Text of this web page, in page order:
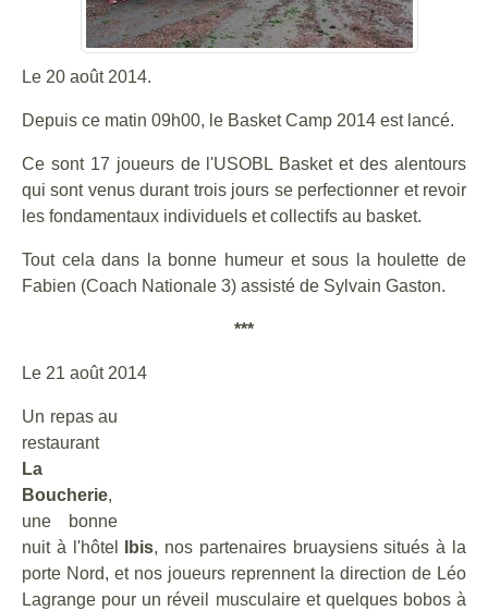
Le 20 août 2014.
Depuis ce matin 09h00, le Basket Camp 2014 est lancé.
Ce sont 17 joueurs de l'USOBL Basket et des alentours
qui sont venus durant trois jours se perfectionner et revoir
les fondamentaux individuels et collectifs au basket.
Tout cela dans la bonne humeur et sous la houlette de
Fabien (Coach Nationale 3) assisté de Sylvain Gaston.
***
Le 21 août 2014
Un repas au
restaurant
La
Boucherie,
une bonne
nuit à l'hôtel
Ibis, nos partenaires bruaysiens situés à la
porte Nord, et nos joueurs reprennent la direction de Léo
Lagrange pour un réveil musculaire et quelques bobos à